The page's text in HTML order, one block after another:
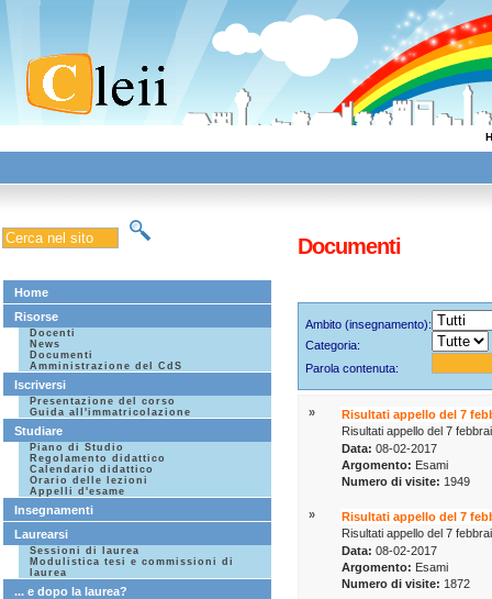
Home
Risorse
Docenti
News
Documenti
Amministrazione del CdS
Iscriversi
Presentazione del corso
Guida all'immatricolazione
Studiare
Piano di Studio
Regolamento didattico
Calendario didattico
Orario delle lezioni
Appelli d'esame
Insegnamenti
Laurearsi
Sessioni di laurea
Modulistica tesi e commissioni di
laurea
... e dopo la laurea?
Documenti
Ambito (insegnamento):
Categoria:
Parola contenuta:
»
Risultati appello del 7
Risultati appello del 7
Data: 08-02-2017
Argomento: Esami
Numero di visite: 1949
»
Risultati appello del 7
Risultati appello del 7
Data: 08-02-2017
Argomento: Esami
Numero di visite: 1872